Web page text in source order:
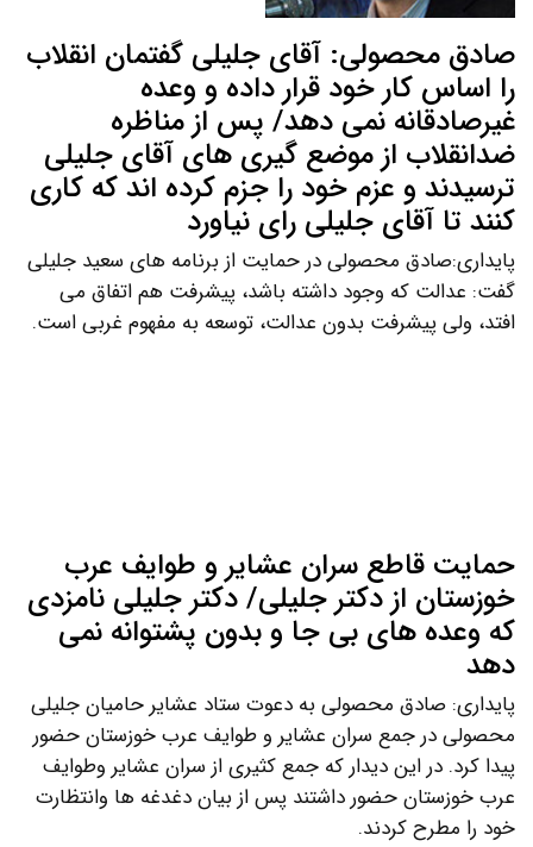
صادق محصولی: آقای جلیلی گفتمان انقلاب
را اساس کار خود قرار داده و وعده
غیرصادقانه نمی دهد/ پس از مناظره
ضدانقلاب از موضع گیری های آقای جلیلی
ترسیدند و عزم خود را جزم کرده اند که کاری
کنند تا آقای جلیلی رای نیاورد
پایداری:صادق محصولی در حمایت از برنامه های سعید جلیلی
گفت: عدالت که وجود داشته باشد، پیشرفت هم اتفاق می
افتد، ولی پیشرفت بدون عدالت، توسعه به مفهوم غربی است.
حمایت قاطع سران عشایر و طوایف عرب
خوزستان از دکتر جلیلی/ دکتر جلیلی نامزدی
که وعده های بی جا و بدون پشتوانه نمی
دهد
پایداری: صادق محصولی به دعوت ستاد عشایر حامیان جلیلی
محصولی در جمع سران عشایر و طوایف عرب خوزستان حضور
پیدا کرد. در این دیدار که جمع کثیری از سران عشایر وطوایف
عرب خوزستان حضور داشتند پس از بیان دغدغه ها وانتظارت
خود را مطرح کردند.